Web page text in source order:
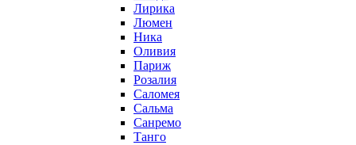
Лирика
Люмен
Ника
Оливия
Париж
Розалия
Саломея
Сальма
Санремо
Танго